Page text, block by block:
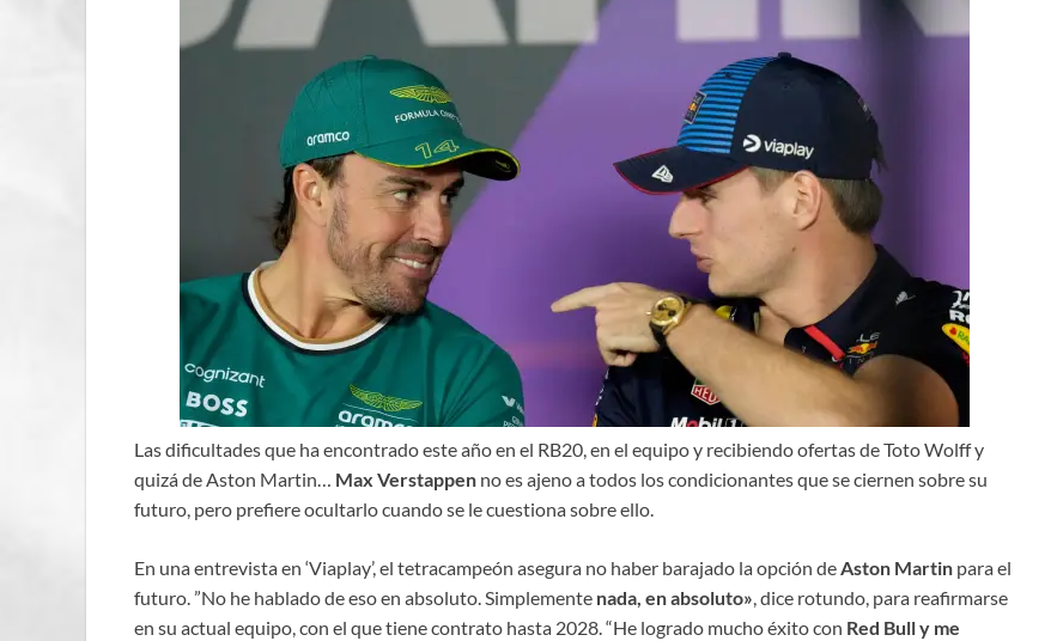
Las dificultades que ha encontrado este año en el RB20, en el equipo y recibiendo ofertas de Toto Wolff y
quizá de Aston Martin… Max Verstappen no es ajeno a todos los condicionantes que se ciernen sobre su
futuro, pero prefiere ocultarlo cuando se le cuestiona sobre ello.
En una entrevista en ‘Viaplay’, el tetracampeón asegura no haber barajado la opción deAston Martin para el
futuro. ”No he hablado de eso en absoluto. Simplemente nada, en absoluto», dice rotundo, para reafirmarse
en su actual equipo, con el que tiene contrato hasta 2028. “He logrado mucho éxito con Red Bull y me